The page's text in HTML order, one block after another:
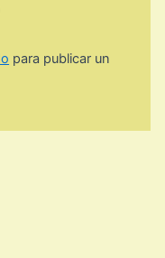
para publicar un